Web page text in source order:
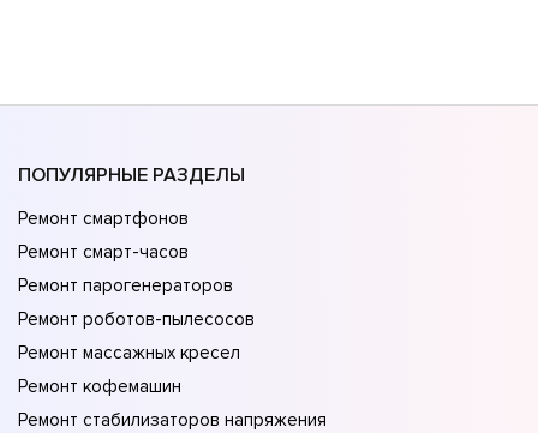
ПОПУЛЯРНЫЕ РАЗДЕЛЫ
Ремонт смартфонов
Ремонт смарт-часов
Ремонт парогенераторов
Ремонт роботов-пылесосов
Ремонт массажных кресел
Ремонт кофемашин
Ремонт стабилизаторов напряжения